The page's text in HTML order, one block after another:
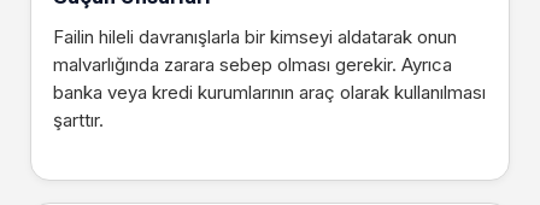
Failin hileli davranışlarla bir kimseyi aldatarak onun
malvarlığında zarara sebep olması gerekir. Ayrıca
banka veya kredi kurumlarının araç olarak kullanılması
şarttır.